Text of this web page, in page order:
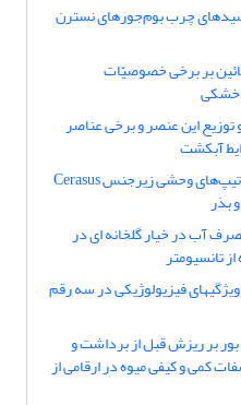
چرب بوم‌جور‌های نسترن
بر برخی خصوصیّات
خشکی
توزیع این عنصر و برخی عناصر
آبکشت
بررسی تنوع ژنتیکی برخی از ژنوتیپ‌های وحشی زیر‌جنس Cerasus
بذر
آب در خیار گلخانه ای در
تانسیومتر
فیزیولوژیکی در سه رقم
بر ریزش قبل از برداشت و
کمی و کیفی میوه در ارقامی از